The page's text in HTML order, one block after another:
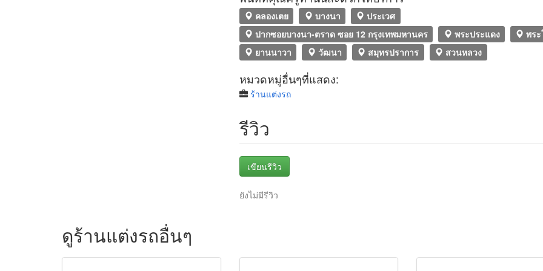
คลองเตย บางนา
ประเวศ
ปากซอยบางนา-ตราด ซอย 12 กรุงเทพมหานคร
พระประแดง
พร
ยานนาวา
วัฒนา สมุทรปราการ สวนหลวง
หมวดหมู่อื่นๆที่แสดง:
ร้านแต่งรถ
รีวิว
เขียนรีวิว
ยังไม่มีรีวิว
ดูร้านแต่งรถอื่นๆ